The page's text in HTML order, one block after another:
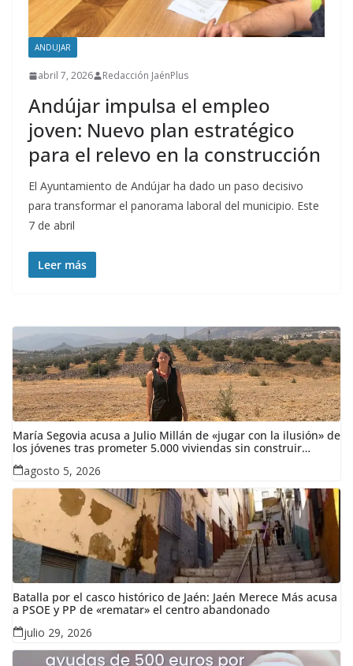
ANDUJAR
abril 7, 2026 Redacción JaénPlus
Andújar impulsa el empleo
joven: Nuevo plan estratégico
para el relevo en la construcción
El Ayuntamiento de Andújar ha dado un paso decisivo
para transformar el panorama laboral del municipio. Este
7 de abril
Leer más
María Segovia acusa a Julio Millán de «jugar con la ilusión» de
los jóvenes tras prometer 5.000 viviendas sin construir
ninguna en siete años
agosto 5, 2026
Batalla por el casco histórico de Jaén: Jaén Merece Más acusa
a PSOE y PP de «rematar» el centro abandonado
julio 29, 2026